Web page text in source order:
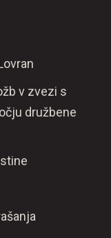
v zvezi s
družbene